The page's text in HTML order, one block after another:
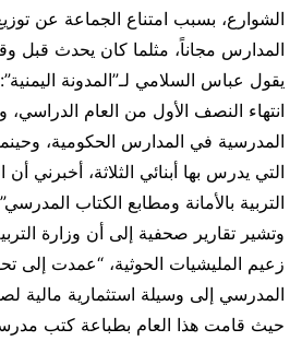
الشوارع، بسبب امتناع الجماعة عن
المدارس مجاناً، مثلما كان يحدث قبل وقوع
يقول عباس السلامي لـ”المدونة
انتهاء النصف الأول من العام الدراسي،
المدرسية في المدارس الحكومية،
التي يدرس بها أبنائي الثلاثة، أخبرني
التربية بالأمانة ومطابع الكتاب
وتشير تقارير صحفية إلى أن وزارة
زعيم المليشيات الحوثية، “عمدت إلى
المدرسي إلى وسيلة استثمارية مالية
حيث قامت هذا العام بطباعة كتب